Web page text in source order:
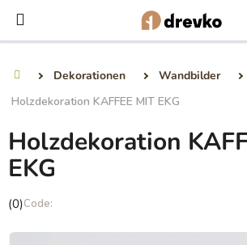
Inhalt
springen
Dekorationen Wandbilder
Holzdekoration KAFFEE MIT EKG
Holzdekoration
EKG
Die
Produktbewertung
(0)